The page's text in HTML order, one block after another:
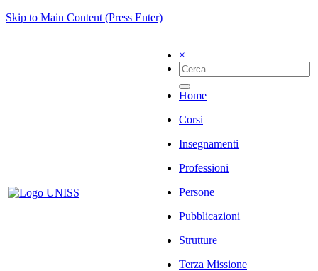
Skip to Main Content (Press Enter)
×
Home
Corsi
Insegnamenti
Professioni
Persone
Pubblicazioni
Strutture
Terza Missione